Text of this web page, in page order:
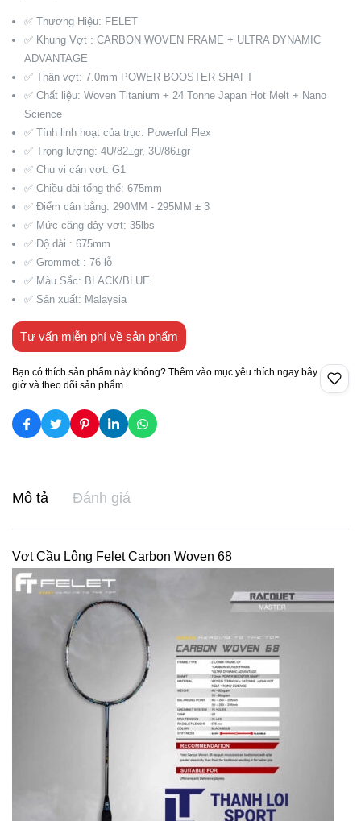
✅ Thương Hiệu: FELET
✅ Khung Vợt : CARBON WOVEN FRAME + ULTRA DYNAMIC
ADVANTAGE
✅ Thân vợt: 7.0mm POWER BOOSTER SHAFT
✅ Chất liệu: Woven Titanium + 24 Tonne Japan Hot Melt + Nano
Science
✅ Tính linh hoạt của trục: Powerful Flex
✅ Trọng lượng: 4U/82±gr, 3U/86±gr
✅ Chu vi cán vợt: G1
✅ Chiều dài tổng thể: 675mm
✅ Điểm cân bằng: 290MM - 295MM ± 3
✅ Mức căng dây vợt: 35lbs
✅ Độ dài : 675mm
✅ Grommet : 76 lỗ
✅ Màu Sắc: BLACK/BLUE
✅ Sản xuất: Malaysia
Tư vấn miễn phí về sản phẩm
Bạn có thích sản phẩm này không? Thêm vào mục yêu thích ngay bây
giờ và theo dõi sản phẩm.
Mô tả Đánh giá
Vợt Cầu Lông Felet Carbon Woven 68